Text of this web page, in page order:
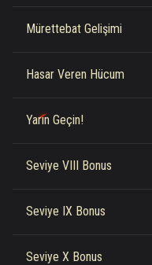
Mürettebat Gelişimi
Hasar Veren Hücum
Yarın Geçin!
Seviye VIII Bonus
Seviye IX Bonus
Seviye X Bonus